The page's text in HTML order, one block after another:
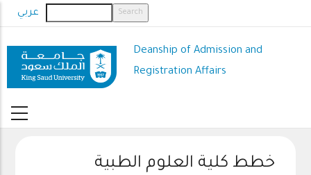
to
content
عربي
Deanship of Admission and
Registration Affairs
خطط كلية العلوم الطبية